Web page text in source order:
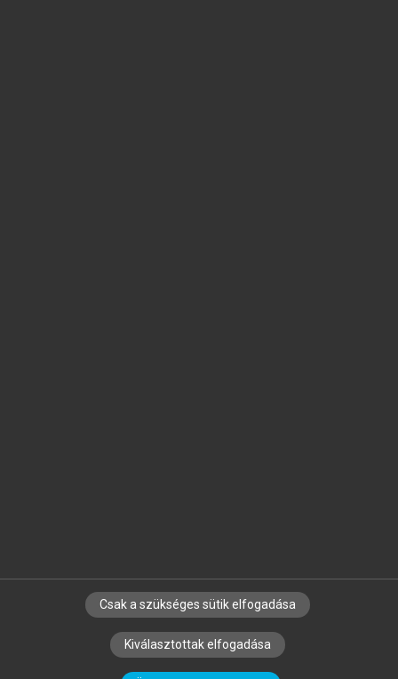
SZERZŐKNEK CÉGEKNEK KÖNYVTÁROSOKNAK
SZERKESZTÉSI ÉS LEKTORÁLÁSI ALAPELVEK
Csak a szükséges sütik elfogadása
Kiválasztottak elfogadása